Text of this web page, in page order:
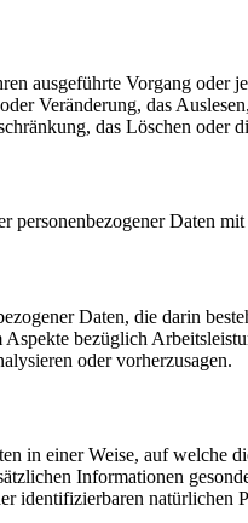
ausgeführte Vorgang oder
Veränderung, das
das Löschen oder
personenbezogener Daten
Daten, die darin
bezüglich
oder vorherzusagen.
in einer Weise, auf
Informationen
identifizierbaren natürlichen